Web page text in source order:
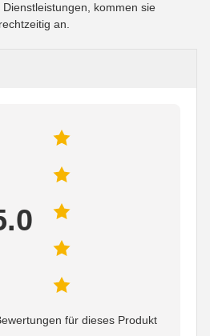
kommen sie
an.
für dieses Produkt